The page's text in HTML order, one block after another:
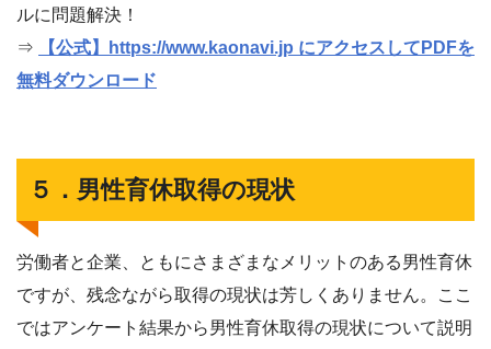
ルに問題解決！
⇒
【公式】https://www.kaonavi.jp にアクセスしてPDFを
無料ダウンロード
５．男性育休取得の現状
労働者と企業、ともにさまざまなメリットのある男性育休
ですが、残念ながら取得の現状は芳しくありません。ここ
ではアンケート結果から男性育休取得の現状について説明